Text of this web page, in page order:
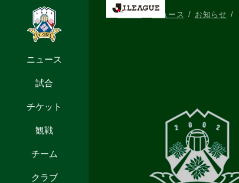
ニュース
試合
チケット
観戦
チーム
クラブ
HOME ニュース お知らせ